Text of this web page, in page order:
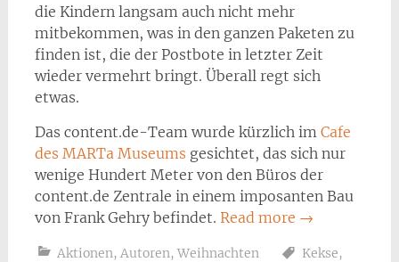
die Kindern langsam auch nicht mehr
mitbekommen, was in den ganzen Paketen zu
finden ist, die der Postbote in letzter Zeit
wieder vermehrt bringt. Überall regt sich
etwas.
Das content.de-Team wurde kürzlich im Cafe
des MARTa Museums gesichtet, das sich nur
wenige Hundert Meter von den Büros der
content.de Zentrale in einem imposanten Bau
von Frank Gehry befindet. Read more →
Aktionen, Autoren, Weihnachten Kekse,